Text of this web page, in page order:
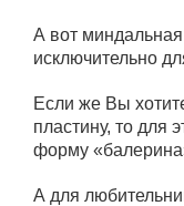
А вот
исключительно
Если же Вы
пластину, то для
форму
А для